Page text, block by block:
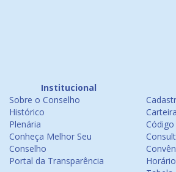
Institucional
Sobre o Conselho
Histórico
Plenária
Conheça Melhor Seu
Conselho
Portal da Transparência